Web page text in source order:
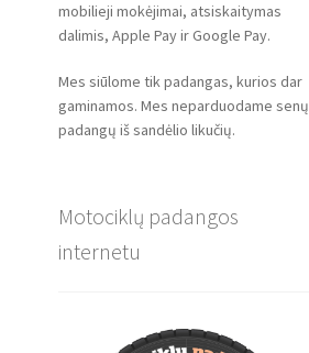
mobilieji mokėjimai, atsiskaitymas
dalimis, Apple Pay ir Google Pay.
Mes siūlome tik padangas, kurios dar
gaminamos. Mes neparduodame senų
padangų iš sandėlio likučių.
Motociklų padangos
internetu